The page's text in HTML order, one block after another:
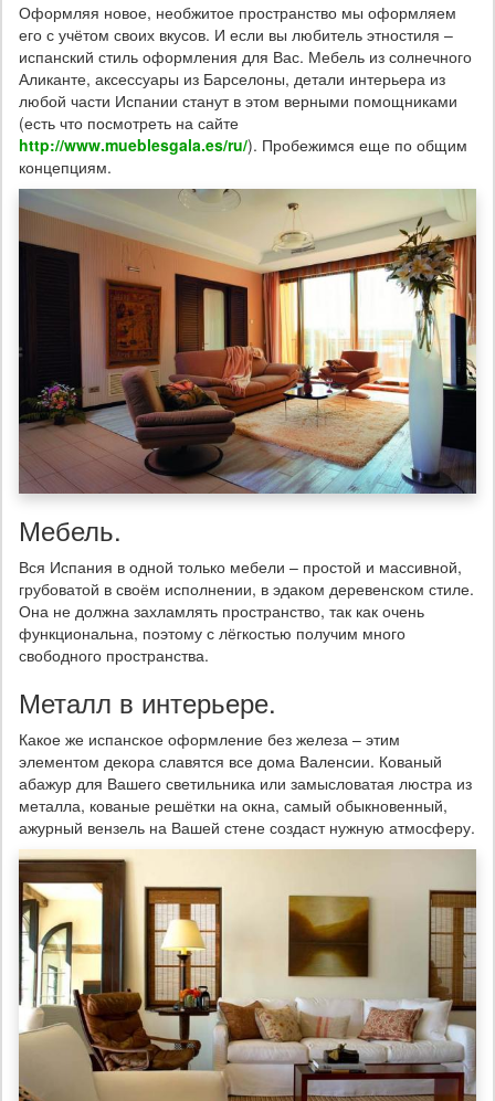
Оформляя новое, необжитое пространство мы оформляем
его с учётом своих вкусов. И если вы любитель этностиля –
испанский стиль оформления для Вас. Мебель из солнечного
Аликанте, аксессуары из Барселоны, детали интерьера из
любой части Испании станут в этом верными помощниками
(есть что посмотреть на сайте
http://www.mueblesgala.es/ru/). Пробежимся еще по общим
концепциям.
Мебель.
Вся Испания в одной только мебели – простой и массивной,
грубоватой в своём исполнении, в эдаком деревенском стиле.
Она не должна захламлять пространство, так как очень
функциональна, поэтому с лёгкостью получим много
свободного пространства.
Металл в интерьере.
Какое же испанское оформление без железа – этим
элементом декора славятся все дома Валенсии. Кованый
абажур для Вашего светильника или замысловатая люстра из
металла, кованые решётки на окна, самый обыкновенный,
ажурный вензель на Вашей стене создаст нужную атмосферу.